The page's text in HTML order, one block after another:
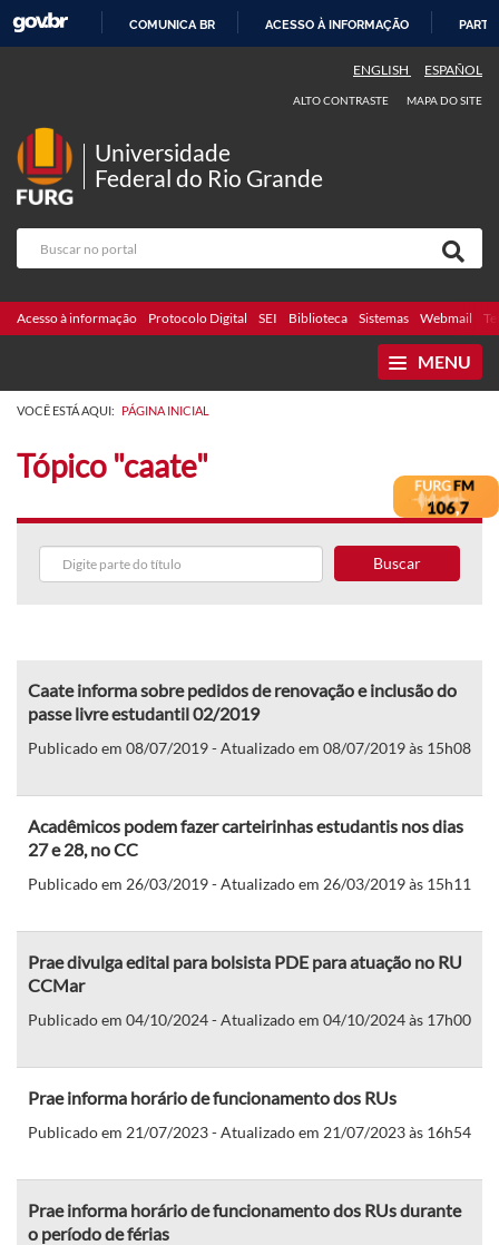
COMUNICA BR ACESSO À INFORMAÇÃO
ENGLISH ESPAÑOL
ALTO CONTRASTE MAPA DO SITE
Universidade
Federal do Rio Grande
Acesso à informação Protocolo Digital SEI Biblioteca Sistemas Webmail
MENU
VOCÊ ESTÁ AQUI: PÁGINA INICIAL
Tópico "caate"
Buscar
Caate informa sobre pedidos de renovação e inclusão do
passe livre estudantil 02/2019
Publicado em 08/07/2019 - Atualizado em 08/07/2019 às 15h08
Acadêmicos podem fazer carteirinhas estudantis nos dias
27 e 28, no CC
Publicado em 26/03/2019 - Atualizado em 26/03/2019 às 15h11
Prae divulga edital para bolsista PDE para atuação no RU
CCMar
Publicado em 04/10/2024 - Atualizado em 04/10/2024 às 17h00
Prae informa horário de funcionamento dos RUs
Publicado em 21/07/2023 - Atualizado em 21/07/2023 às 16h54
Prae informa horário de funcionamento dos RUs durante
o período de férias